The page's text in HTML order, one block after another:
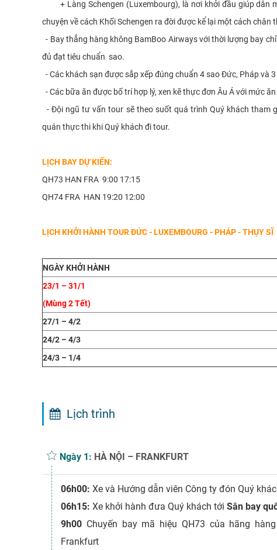
+ Làng Schengen (Luxembourg), là nơi khởi đầu giúp dân
chuyện về cách Khối Schengen ra đời được kể lại một cách
- Bay thẳng hàng không BamBoo Airways với thời lượng bay
đủ đạt tiêu chuẩn sao.
- Các khách sạn được sắp xếp đúng chuẩn 4 sao Đức, Pháp và
- Các bữa ăn được bố trí hợp lý, xen kẽ thực đơn Âu Á với mức
- Đội ngũ tư vấn tour sẽ theo suốt quá trình Quý khách tham
quán thực thi khi Quý khách đi tour.
LỊCH BAY DỰ KIẾN:
QH73 HAN FRA 9:00 17:15
QH74 FRA HAN 19:20 12:00
LỊCH KHỞI HÀNH TOUR ĐỨC - LUXEMBOURG - PHÁP - THỤY SĨ
NGÀY KHỞI HÀNH
23/1 – 31/1
(Mùng 2 Tết)
27/1 – 4/2
24/2 – 4/3
24/3 – 1/4
Lịch trình
Ngày 1: HÀ NỘI – FRANKFURT
06h00: Xe và Hướng dẫn viên Công ty đón Quý
06h15: Xe khởi hành đưa Quý khách tới Sân bay
9h00 Chuyến bay mã hiệu QH73 của hãng
Frankfurt